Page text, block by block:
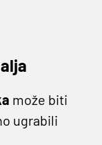
može biti
ugrabili